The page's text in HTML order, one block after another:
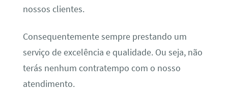
nossos clientes.
Consequentemente sempre prestando um
serviço de excelência e qualidade. Ou seja, não
terás nenhum contratempo com o nosso
atendimento.